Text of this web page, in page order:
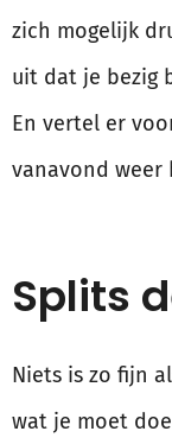
zich mogelijk
uit dat je bezig
En vertel er
vanavond weer
Splits
Niets is zo fijn
wat je moet